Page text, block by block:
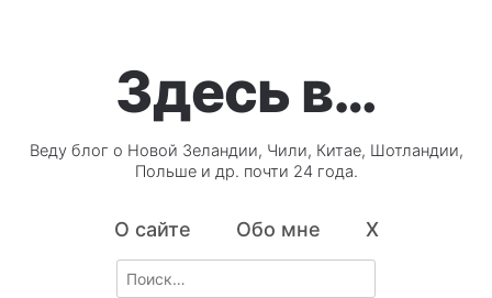
Здесь в…
Веду блог о Новой Зеландии, Чили, Китае, Шотландии,
Польше и др. почти 24 года.
О сайте Обо мне X
Search
for: